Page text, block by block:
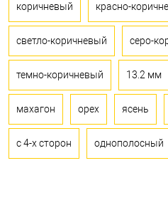
коричневый красно-
светло-коричневый серо-
темно-коричневый 13.2 мм
махагон орех ясень
с 4-х сторон однополосный